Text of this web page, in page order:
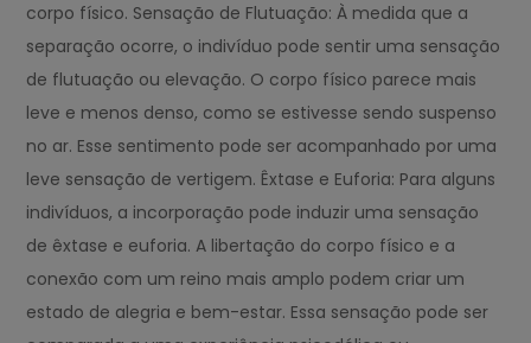
corpo físico. Sensação de Flutuação: À medida que a
separação ocorre, o indivíduo pode sentir uma sensação
de flutuação ou elevação. O corpo físico parece mais
leve e menos denso, como se estivesse sendo suspenso
no ar. Esse sentimento pode ser acompanhado por uma
leve sensação de vertigem. Êxtase e Euforia: Para alguns
indivíduos, a incorporação pode induzir uma sensação
de êxtase e euforia. A libertação do corpo físico e a
conexão com um reino mais amplo podem criar um
estado de alegria e bem-estar. Essa sensação pode ser